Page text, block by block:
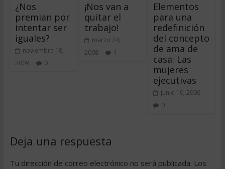
¿Nos
premian por
intentar ser
iguales?
noviembre 18,
2009
0
¡Nos van a
quitar el
trabajo!
marzo 24,
2008
1
Elementos
para una
redefinición
del concepto
de ama de
casa: Las
mujeres
ejecutivas
junio 10, 2006
0
Deja una respuesta
Tu dirección de correo electrónico no será publicada. Los